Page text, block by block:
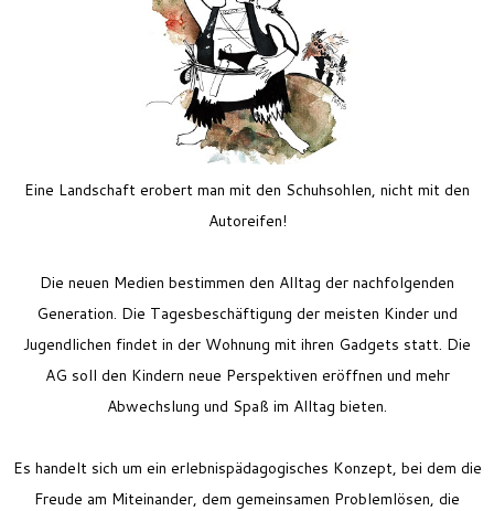
Eine Landschaft erobert man mit den Schuhsohlen, nicht mit den
Autoreifen!
Die neuen Medien bestimmen den Alltag der nachfolgenden
Generation. Die Tagesbeschäftigung der meisten Kinder und
Jugendlichen findet in der Wohnung mit ihren Gadgets statt. Die
AG soll den Kindern neue Perspektiven eröffnen und mehr
Abwechslung und Spaß im Alltag bieten.
Es handelt sich um ein erlebnispädagogisches Konzept, bei dem die
Freude am Miteinander, dem gemeinsamen Problemlösen, die